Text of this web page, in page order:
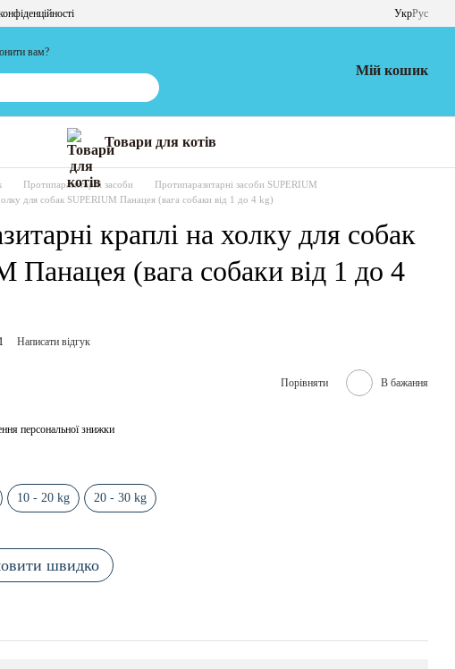
УкрРус
вам?
Мій кошик
Товари для котів
Протипаразитарні засоби
Протипаразитарні засоби SUPERIUM
для собак SUPERIUM Панацея (вага собаки від 1 до 4 kg)
краплі на холку для собак
Панацея (вага собаки від 1 до 4
Написати відгук
Порівняти В бажання
персональної знижки
10 - 20 kg 20 - 30 kg
швидко